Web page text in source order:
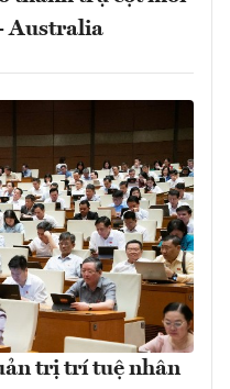
Australia
trị trí tuệ nhân